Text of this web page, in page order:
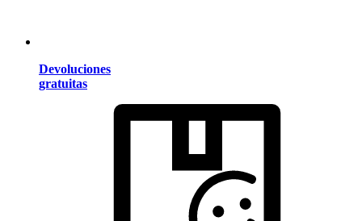
Devoluciones
gratuitas